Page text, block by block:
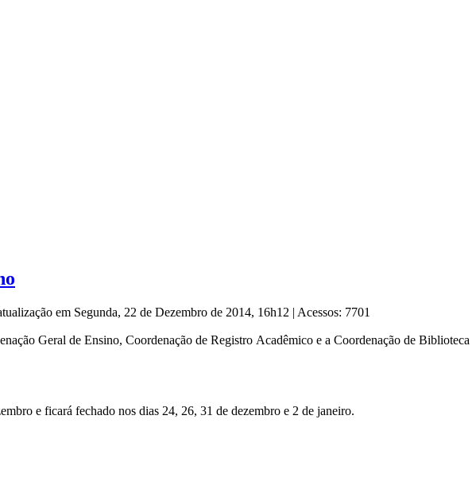
em Segunda, 22 de Dezembro de 2014, 16h12 | Acessos: 7701
Geral de Ensino, Coordenação de Registro Acadêmico e a Coordenação de Biblioteca
e ficará fechado nos dias 24, 26, 31 de dezembro e 2 de janeiro.